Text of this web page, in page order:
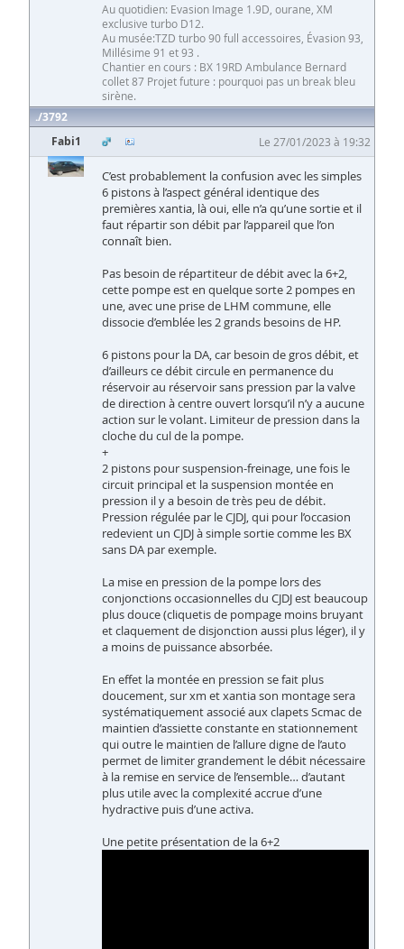
Au quotidien: Evasion Image 1.9D, ourane, XM
exclusive turbo D12.
Au musée:TZD turbo 90 full accessoires, Évasion 93,
Millésime 91 et 93 .
Chantier en cours : BX 19RD Ambulance Bernard
collet 87 Projet future : pourquoi pas un break bleu
sirène.
3792
Fabi1
Le 27/01/2023 à 19:32
C’est probablement la confusion avec les simples
6 pistons à l’aspect général identique des
premières xantia, là oui, elle n’a qu’une sortie et il
faut répartir son débit par l’appareil que l’on
connaît bien.
Pas besoin de répartiteur de débit avec la 6+2,
cette pompe est en quelque sorte 2 pompes en
une, avec une prise de LHM commune, elle
dissocie d’emblée les 2 grands besoins de HP.
6 pistons pour la DA, car besoin de gros débit, et
d’ailleurs ce débit circule en permanence du
réservoir au réservoir sans pression par la valve
de direction à centre ouvert lorsqu’il n’y a aucune
action sur le volant. Limiteur de pression dans la
cloche du cul de la pompe.
+
2 pistons pour suspension-freinage, une fois le
circuit principal et la suspension montée en
pression il y a besoin de très peu de débit.
Pression régulée par le CJDJ, qui pour l’occasion
redevient un CJDJ à simple sortie comme les BX
sans DA par exemple.
La mise en pression de la pompe lors des
conjonctions occasionnelles du CJDJ est beaucoup
plus douce (cliquetis de pompage moins bruyant
et claquement de disjonction aussi plus léger), il y
a moins de puissance absorbée.
En effet la montée en pression se fait plus
doucement, sur xm et xantia son montage sera
systématiquement associé aux clapets Scmac de
maintien d’assiette constante en stationnement
qui outre le maintien de l’allure digne de l’auto
permet de limiter grandement le débit nécessaire
à la remise en service de l’ensemble… d’autant
plus utile avec la complexité accrue d’une
hydractive puis d’une activa.
Une petite présentation de la 6+2